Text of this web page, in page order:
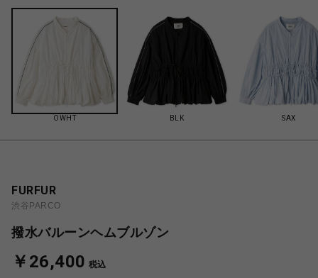
OWHT BLK SAX
FURFUR
渋谷PARCO
撥水バルーンヘムブルゾン
￥26,400 税込